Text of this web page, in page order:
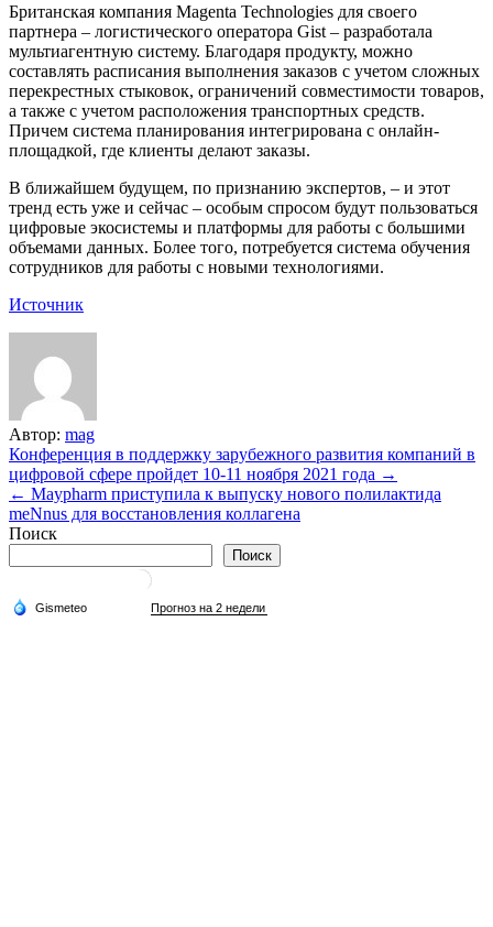
Британская компания Magenta Technologies для своего
партнера – логистического оператора Gist – разработала
мультиагентную систему. Благодаря продукту, можно
составлять расписания выполнения заказов с учетом сложных
перекрестных стыковок, ограничений совместимости товаров,
а также с учетом расположения транспортных средств.
Причем система планирования интегрирована с онлайн-
площадкой, где клиенты делают заказы.
В ближайшем будущем, по признанию экспертов, – и этот
тренд есть уже и сейчас – особым спросом будут пользоваться
цифровые экосистемы и платформы для работы с большими
объемами данных. Более того, потребуется система обучения
сотрудников для работы с новыми технологиями.
Источник
Автор: mag
Навигация
по
записям
Конференция в поддержку зарубежного развития компаний в
цифровой сфере пройдет 10-11 ноября 2021 года →
← Maypharm приступила к выпуску нового полилактида
meNnus для восстановления коллагена
Поиск
Поиск